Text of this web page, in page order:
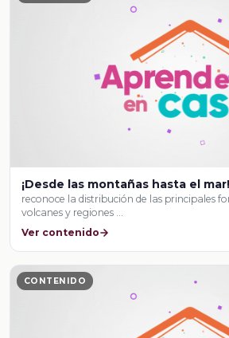
¡Desde las montañas hasta el mar!
reconoce la distribución de las principales
volcanes y regiones …
Ver contenido
CONTENIDO